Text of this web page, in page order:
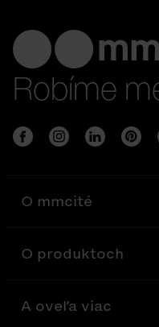
Robíme
O mmcité
O produktoch
A oveľa viac